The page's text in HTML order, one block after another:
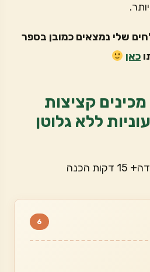
שלי נמצאים כמובן בספר
כאן
קציצות
ללא גלוטן
6